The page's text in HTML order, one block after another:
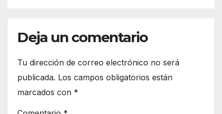
Deja un comentario
Tu dirección de correo electrónico no será
publicada. Los campos obligatorios están
marcados con *